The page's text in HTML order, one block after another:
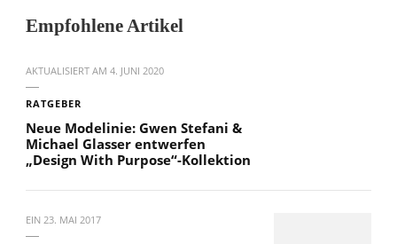
Empfohlene Artikel
AKTUALISIERT AM 4. JUNI 2020
RATGEBER
Neue Modelinie: Gwen Stefani &
Michael Glasser entwerfen
„Design With Purpose“-Kollektion
EIN 23. MAI 2017